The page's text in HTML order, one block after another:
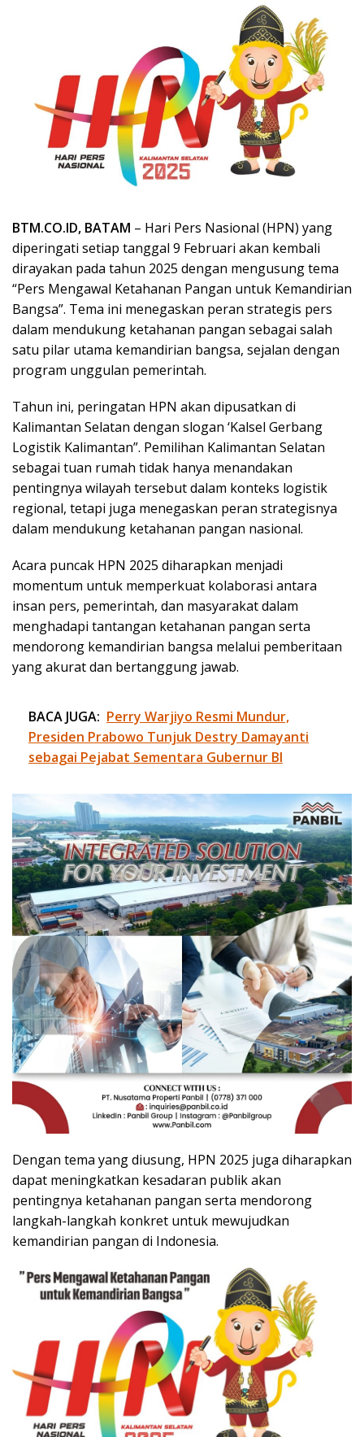
BTM.CO.ID, BATAM – Hari Pers Nasional (HPN) yang
diperingati setiap tanggal 9 Februari akan kembali
dirayakan pada tahun 2025 dengan mengusung tema
“Pers Mengawal Ketahanan Pangan untuk Kemandirian
Bangsa”. Tema ini menegaskan peran strategis pers
dalam mendukung ketahanan pangan sebagai salah
satu pilar utama kemandirian bangsa, sejalan dengan
program unggulan pemerintah.
Tahun ini, peringatan HPN akan dipusatkan di
Kalimantan Selatan dengan slogan ‘Kalsel Gerbang
Logistik Kalimantan”. Pemilihan Kalimantan Selatan
sebagai tuan rumah tidak hanya menandakan
pentingnya wilayah tersebut dalam konteks logistik
regional, tetapi juga menegaskan peran strategisnya
dalam mendukung ketahanan pangan nasional.
Acara puncak HPN 2025 diharapkan menjadi
momentum untuk memperkuat kolaborasi antara
insan pers, pemerintah, dan masyarakat dalam
menghadapi tantangan ketahanan pangan serta
mendorong kemandirian bangsa melalui pemberitaan
yang akurat dan bertanggung jawab.
BACA JUGA: Perry Warjiyo Resmi Mundur,
Presiden Prabowo Tunjuk Destry Damayanti
sebagai Pejabat Sementara Gubernur BI
Dengan tema yang diusung, HPN 2025 juga diharapkan
dapat meningkatkan kesadaran publik akan
pentingnya ketahanan pangan serta mendorong
langkah-langkah konkret untuk mewujudkan
kemandirian pangan di Indonesia.